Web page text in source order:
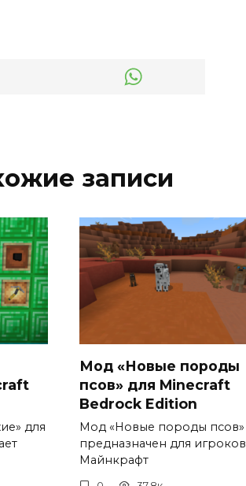
записи
для
Мод «Новые породы
псов» для Minecraft
Bedrock Edition
Мод «Новые породы псов»
предназначен для игроков
Майнкрафт